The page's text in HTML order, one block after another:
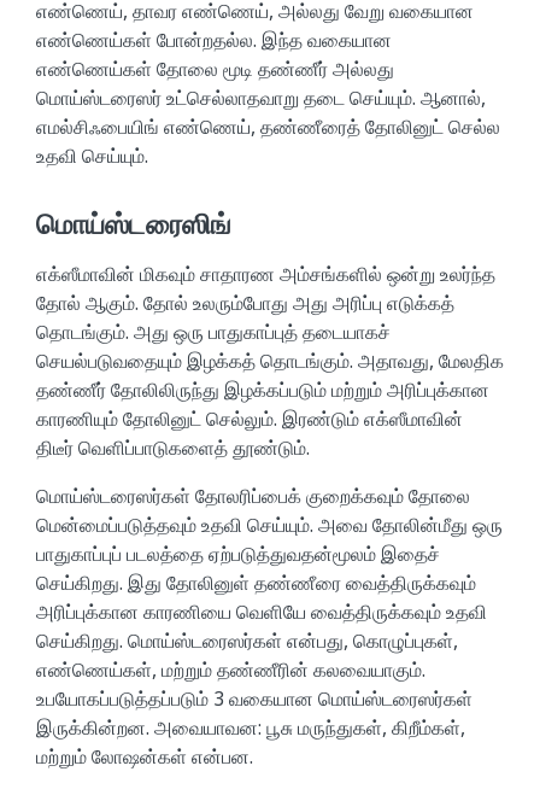
எண்ணெய், தாவர எண்ணெய், அல்லது வேறு வகையான
எண்ணெய்கள் போன்றதல்ல. இந்த வகையான
எண்ணெய்கள் தோலை மூடி தண்ணீர் அல்லது
மொய்ஸ்டரைஸர் உட்செல்லாதவாறு தடை செய்யும். ஆனால்,
எமல்சிஃபையிங் எண்ணெய், தண்ணீரைத் தோலினுட் செல்ல
உதவி செய்யும்.
மொய்ஸ்டரைஸிங்
எக்ஸீமாவின் மிகவும் சாதாரண அம்சங்களில் ஒன்று உலர்ந்த
தோல் ஆகும். தோல் உலரும்போது அது அரிப்பு எடுக்கத்
தொடங்கும். அது ஒரு பாதுகாப்புத் தடையாகச்
செயல்படுவதையும் இழக்கத் தொடங்கும். அதாவது, மேலதிக
தண்ணீர் தோலிலிருந்து இழக்கப்படும் மற்றும் அரிப்புக்கான
காரணியும் தோலினுட் செல்லும். இரண்டும் எக்ஸீமாவின்
திடீர் வெளிப்பாடுகளைத் தூண்டும்.
மொய்ஸ்டரைஸர்கள் தோலரிப்பைக் குறைக்கவும் தோலை
மென்மைப்படுத்தவும் உதவி செய்யும். அவை தோலின்மீது ஒரு
பாதுகாப்புப் படலத்தை ஏற்படுத்துவதன்மூலம் இதைச்
செய்கிறது. இது தோலினுள் தண்ணீரை வைத்திருக்கவும்
அரிப்புக்கான காரணியை வெளியே வைத்திருக்கவும் உதவி
செய்கிறது. மொய்ஸ்டரைஸர்கள் என்பது, கொழுப்புகள்,
எண்ணெய்கள், மற்றும் தண்ணீரின் கலவையாகும்.
உபயோகப்படுத்தப்படும் 3 வகையான மொய்ஸ்டரைஸர்கள்
இருக்கின்றன. அவையாவன: பூசு மருந்துகள், கிறீம்கள்,
மற்றும் லோஷன்கள் என்பன.